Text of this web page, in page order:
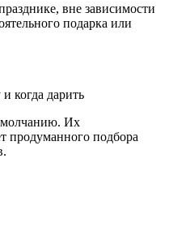
вне зависимости
подарка или
когда дарить
Их
продуманного подбора